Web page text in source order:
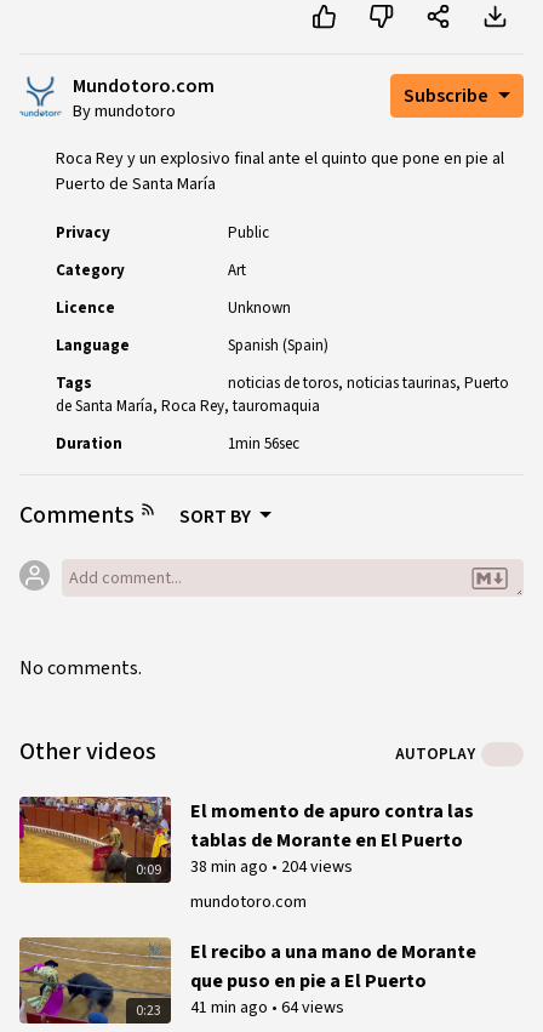
Mundotoro.com
By mundotoro
Subscribe
Roca Rey y un explosivo final ante el quinto que pone en pie al
Puerto de Santa María
Privacy
Public
Category
Art
Licence
Unknown
Language
Spanish (Spain)
Tags
noticias de toros noticias taurinas Puerto
de Santa María Roca Rey tauromaquia
Duration
1min 56sec
Comments SORT BY
No comments.
Other videos AUTOPLAY
0:09
mundotoro.com
El momento de apuro contra las
tablas de Morante en El Puerto
38 min ago • 204 views
0:23
El recibo a una mano de Morante
que puso en pie a El Puerto
41 min ago • 64 views